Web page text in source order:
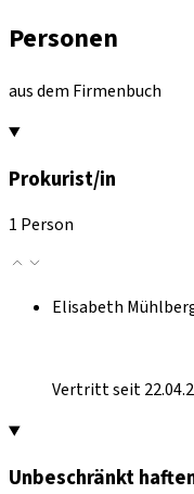
Personen
aus dem Firmenbuch
Prokurist/in
1 Person
Elisabeth
Vertritt seit
Unbeschränkt